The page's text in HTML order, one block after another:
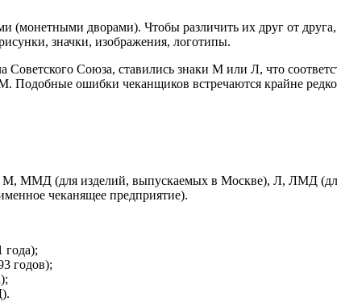
дворами). Чтобы различить их друг от
значки, изображения, логотипы.
Советского Союза, ставились знаки М или Л, что
Подобные ошибки чеканщиков встречаются крайне
М, ММД (для изделий, выпускаемых в Москве), Л, ЛМД
чеканящее предприятие).
года);
годов);